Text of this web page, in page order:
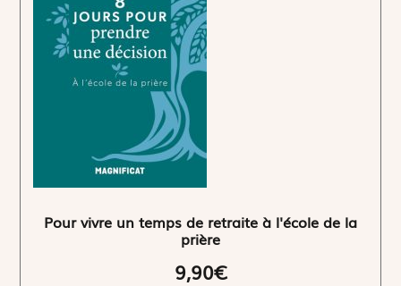
Pour vivre un temps de retraite à l'école de la
prière
9,90€